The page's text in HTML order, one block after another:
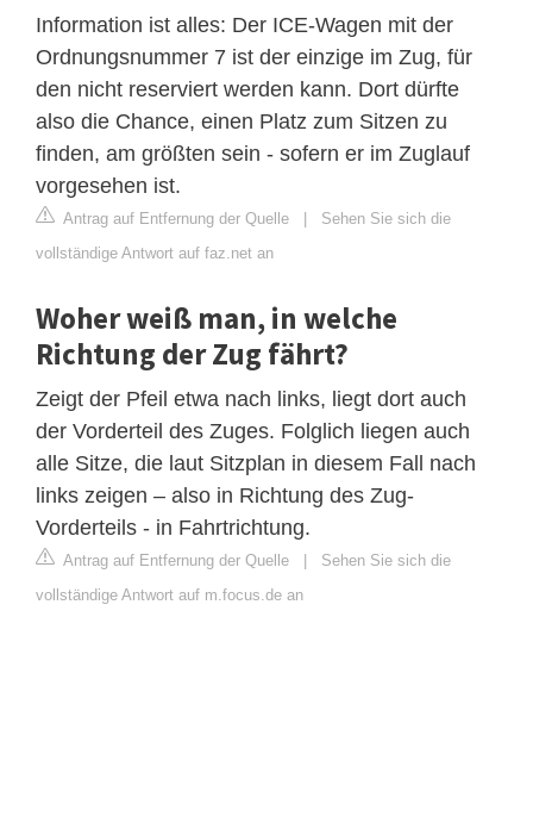
Information ist alles: Der ICE-Wagen mit der
Ordnungsnummer 7 ist der einzige im Zug, für
den nicht reserviert werden kann. Dort dürfte
also die Chance, einen Platz zum Sitzen zu
finden, am größten sein - sofern er im Zuglauf
vorgesehen ist.
Antrag auf Entfernung der Quelle | Sehen Sie sich die
vollständige Antwort auf faz.net an
Woher weiß man, in welche
Richtung der Zug fährt?
Zeigt der Pfeil etwa nach links, liegt dort auch
der Vorderteil des Zuges. Folglich liegen auch
alle Sitze, die laut Sitzplan in diesem Fall nach
links zeigen – also in Richtung des Zug-
Vorderteils - in Fahrtrichtung.
Antrag auf Entfernung der Quelle | Sehen Sie sich die
vollständige Antwort auf m.focus.de an